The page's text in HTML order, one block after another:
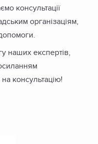
консультації
організаціям,
наших експертів,
консультацію!